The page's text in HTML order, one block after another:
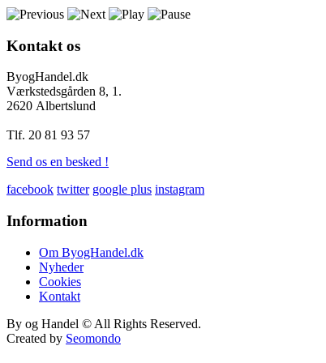
Kontakt os
ByogHandel.dk
Værkstedsgården 8, 1.
2620 Albertslund
Tlf. 20 81 93 57
Send os en besked !
facebook twitter google plus instagram
Information
Om ByogHandel.dk
Nyheder
Cookies
Kontakt
By og Handel © All Rights Reserved.
Created by Seomondo